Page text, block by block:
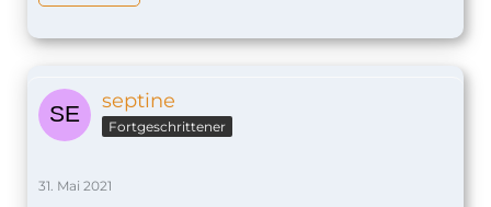
septine
Fortgeschrittener
31. Mai 2021